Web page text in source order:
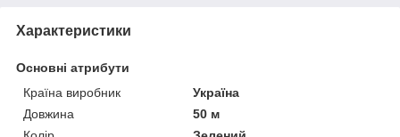
Характеристики
Основні атрибути
Країна виробник
Україна
Довжина
50 м